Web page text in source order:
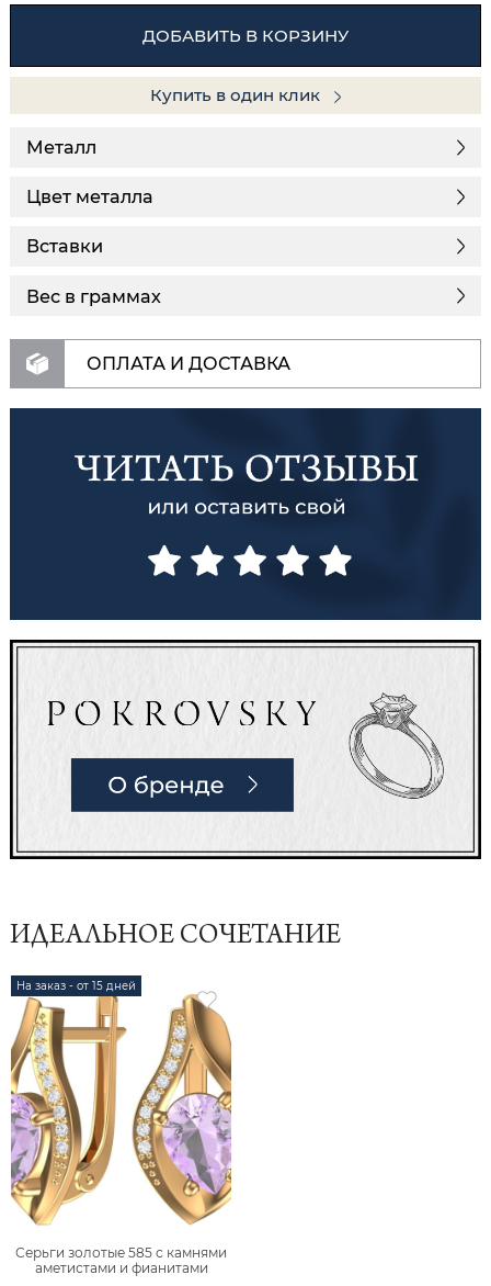
ДОБАВИТЬ В КОРЗИНУ
Купить в один клик
Металл
Цвет металла
Вставки
Вес в граммах
ОПЛАТА И ДОСТАВКА
ИДЕАЛЬНОЕ СОЧЕТАНИЕ
На заказ - от 15 дней
Серьги золотые 585 с камнями
аметистами и фианитами